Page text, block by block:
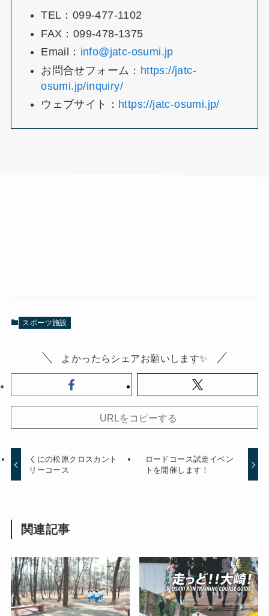
TEL：099-477-1102
FAX：099-478-1375
Email： info@jatc-osumi.jp
お問合せフォーム： https://jatc-
osumi.jp/inquiry/
ウェブサイト： https://jatc-osumi.jp/
スポーツ施設
よかったらシェアお願いします✨
URLをコピーする
くにの松原クロスカント
リーコース
ロードコース試走イベン
トを開催します！
関連記事